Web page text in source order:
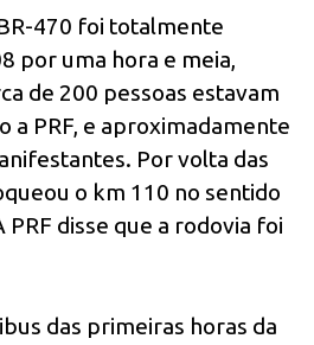
470 foi totalmente
por uma hora e meia,
de 200 pessoas estavam
a PRF, e aproximadamente
Por volta das
o km 110 no sentido
PRF disse que a rodovia foi
das primeiras horas da